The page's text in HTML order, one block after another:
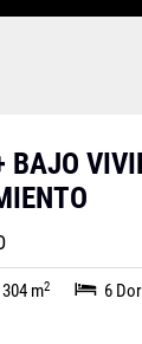
BAJO
304 m2 6